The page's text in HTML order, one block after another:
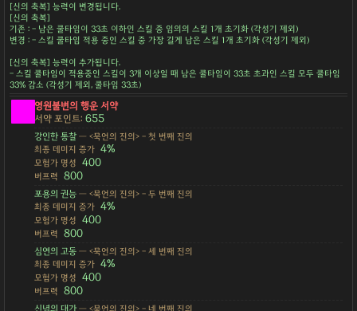
[신의 축복] 능력이 변경됩니다.
[신의 축복]
기존 : - 남은 쿨타임이 33초 이하인 스킬 중 임의의 스킬 1개 초기화 (각성기 제외)
변경 : - 스킬 쿨타임 적용 중인 스킬 중 가장 길게 남은 스킬 1개 초기화 (각성기 제외)
[신의 축복] 능력이 추가됩니다.
- 스킬 쿨타임이 적용중인 스킬이 3개 이상일 때 남은 쿨타임이 33초 초과인 스킬 모두 쿨타임
33% 감소 (각성기 제외, 쿨타임 33초)
영원불변의 행운 서약
서약 포인트:655
강인한 통찰— <묵언의 진의> - 첫 번째 진의
최종 데미지 증가 4%
모험가 명성 400
버프력 800
포용의 권능— <묵언의 진의> - 두 번째 진의
최종 데미지 증가 4%
모험가 명성 400
버프력 800
심연의 고동— <묵언의 진의> - 세 번째 진의
최종 데미지 증가 4%
모험가 명성 400
버프력 800
신념의 대가— <묵언의 진의> - 네 번째 진의